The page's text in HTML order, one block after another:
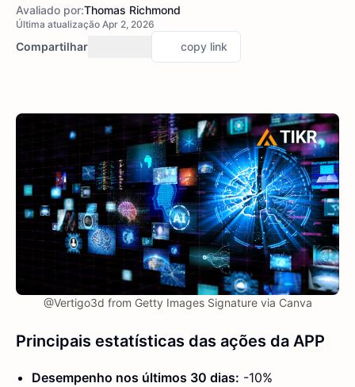
Avaliado por:Thomas Richmond
Última atualização Apr 2, 2026
Compartilhar copy link
@Vertigo3d from Getty Images Signature via Canva
Principais estatísticas das ações da APP
Desempenho nos últimos 30 dias: -10%